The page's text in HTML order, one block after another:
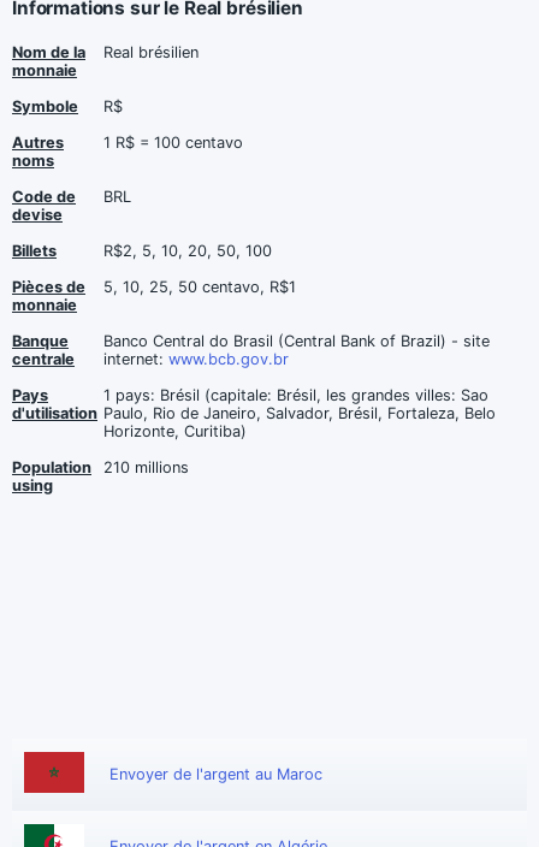
Informations sur le Real brésilien
Nom de la
monnaie
Real brésilien
Symbole
R$
Autres
noms
1 R$ = 100 centavo
Code de
devise
BRL
Billets
R$2, 5, 10, 20, 50, 100
Pièces de
monnaie
5, 10, 25, 50 centavo, R$1
Banque
centrale
Banco Central do Brasil (Central Bank of Brazil) - site
internet: www.bcb.gov.br
Pays
d'utilisation
1 pays: Brésil (capitale: Brésil, les grandes villes: Sao
Paulo, Rio de Janeiro, Salvador, Brésil, Fortaleza, Belo
Horizonte, Curitiba)
Population
using
210 millions
Envoyer de l'argent au Maroc